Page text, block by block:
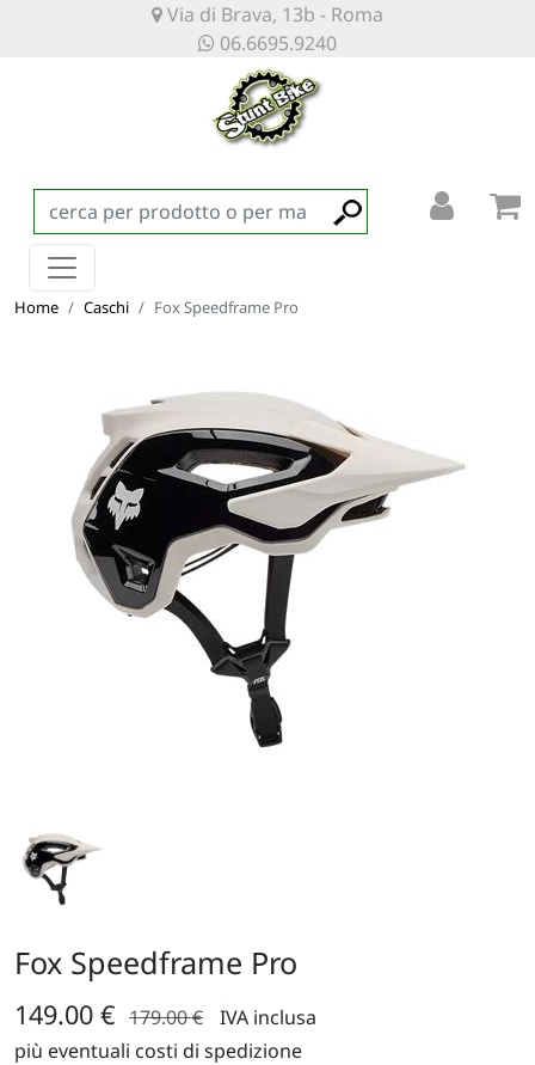
Via di Brava, 13b - Roma
06.6695.9240
Home Caschi Fox Speedframe Pro
Fox Speedframe Pro
149.00 € 179.00 €
IVA inclusa
più eventuali costi di spedizione